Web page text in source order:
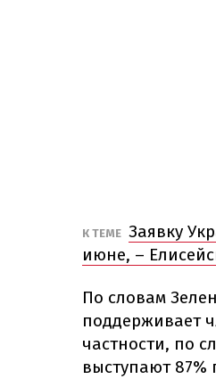
К ТЕМЕ Заявку
июне, –
По словам
поддерживает
частности, по
выступают 87%